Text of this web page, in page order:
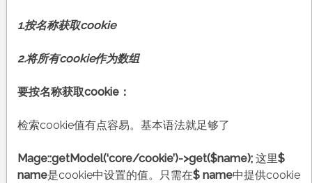
1.按名称获取cookie
2.将所有cookie作为数组
要按名称获取cookie：
检索cookie值有点容易。基本语法就足够了
Mage::getModel(‘core/cookie’)->get($name);这里$
name是cookie中设置的值。只需在$ name中提供cookie